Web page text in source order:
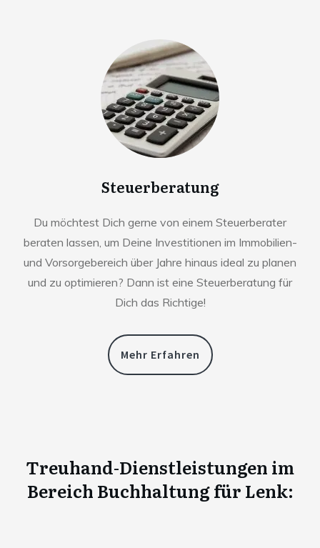
Steuerberatung
Du möchtest Dich gerne von einem Steuerberater
beraten lassen, um Deine Investitionen im Immobilien-
und Vorsorgebereich über Jahre hinaus ideal zu planen
und zu optimieren? Dann ist eine Steuerberatung für
Dich das Richtige!
Mehr Erfahren
Treuhand-Dienstleistungen im
Bereich Buchhaltung für Lenk: